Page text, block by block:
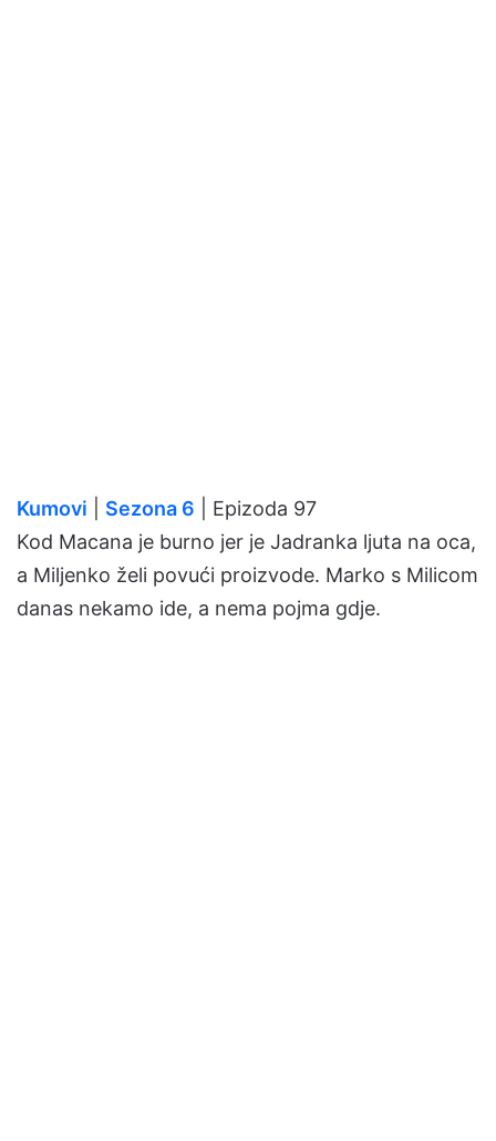
Kumovi Sezona 6 | Epizoda 97
Kod Macana je burno jer je Jadranka ljuta na oca,
a Miljenko želi povući proizvode. Marko s Milicom
danas nekamo ide, a nema pojma gdje.